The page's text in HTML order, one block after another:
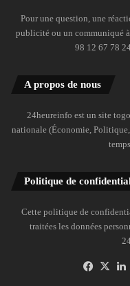
Pour une question, une
publicité ou un communiqué
98 12 67 78
A propos de nous
24heureinfo est un site
nationale (Économie,
Politique de
Cette politique de
traitées les données
X